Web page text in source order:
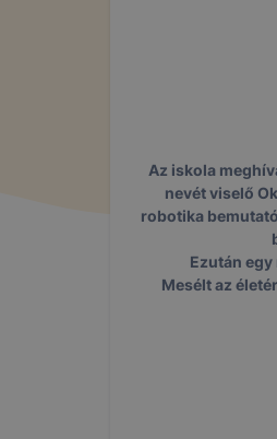
Az iskola
nevét viselő
robotika
Ezután
Mesélt az